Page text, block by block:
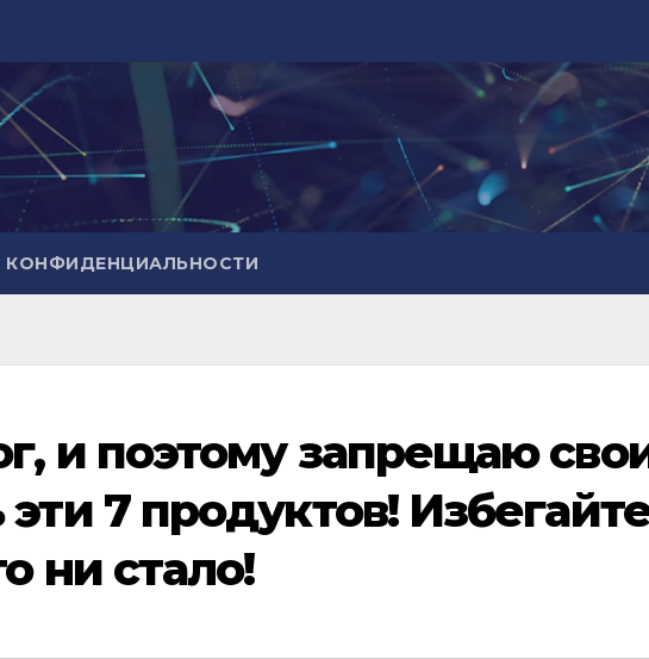
КОНФИДЕНЦИАЛЬНОСТИ
и поэтому запрещаю
7 продуктов!
ни стало!